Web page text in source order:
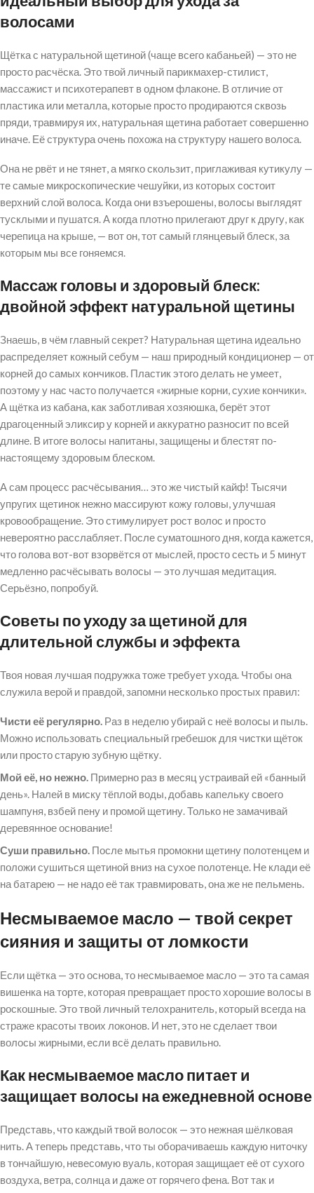
волосами
Щётка с натуральной щетиной (чаще всего кабаньей) — это не
просто расчёска. Это твой личный парикмахер-стилист,
массажист и психотерапевт в одном флаконе. В отличие от
пластика или металла, которые просто продираются сквозь
пряди, травмируя их, натуральная щетина работает совершенно
иначе. Её структура очень похожа на структуру нашего волоса.
Она не рвёт и не тянет, а мягко скользит, приглаживая кутикулу —
те самые микроскопические чешуйки, из которых состоит
верхний слой волоса. Когда они взъерошены, волосы выглядят
тусклыми и пушатся. А когда плотно прилегают друг к другу, как
черепица на крыше, — вот он, тот самый глянцевый блеск, за
которым мы все гоняемся.
Массаж головы и здоровый блеск:
двойной эффект натуральной щетины
Знаешь, в чём главный секрет? Натуральная щетина идеально
распределяет кожный себум — наш природный кондиционер — от
корней до самых кончиков. Пластик этого делать не умеет,
поэтому у нас часто получается «жирные корни, сухие кончики».
А щётка из кабана, как заботливая хозяюшка, берёт этот
драгоценный эликсир у корней и аккуратно разносит по всей
длине. В итоге волосы напитаны, защищены и блестят по-
настоящему здоровым блеском.
А сам процесс расчёсывания… это же чистый кайф! Тысячи
упругих щетинок нежно массируют кожу головы, улучшая
кровообращение. Это стимулирует рост волос и просто
невероятно расслабляет. После суматошного дня, когда кажется,
что голова вот-вот взорвётся от мыслей, просто сесть и 5 минут
медленно расчёсывать волосы — это лучшая медитация.
Серьёзно, попробуй.
Советы по уходу за щетиной для
длительной службы и эффекта
Твоя новая лучшая подружка тоже требует ухода. Чтобы она
служила верой и правдой, запомни несколько простых правил:
Чисти её регулярно. Раз в неделю убирай с неё волосы и пыль.
Можно использовать специальный гребешок для чистки щёток
или просто старую зубную щётку.
Мой её, но нежно. Примерно раз в месяц устраивай ей «банный
день». Налей в миску тёплой воды, добавь капельку своего
шампуня, взбей пену и промой щетину. Только не замачивай
деревянное основание!
Суши правильно. После мытья промокни щетину полотенцем и
положи сушиться щетиной вниз на сухое полотенце. Не клади её
на батарею — не надо её так травмировать, она же не пельмень.
Несмываемое масло — твой секрет
сияния и защиты от ломкости
Если щётка — это основа, то несмываемое масло — это та самая
вишенка на торте, которая превращает просто хорошие волосы в
роскошные. Это твой личный телохранитель, который всегда на
страже красоты твоих локонов. И нет, это не сделает твои
волосы жирными, если всё делать правильно.
Как несмываемое масло питает и
защищает волосы на ежедневной основе
Представь, что каждый твой волосок — это нежная шёлковая
нить. А теперь представь, что ты оборачиваешь каждую ниточку
в тончайшую, невесомую вуаль, которая защищает её от сухого
воздуха, ветра, солнца и даже от горячего фена. Вот так и